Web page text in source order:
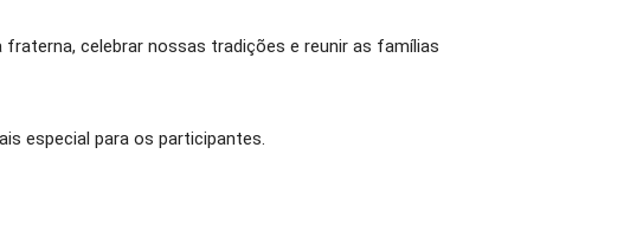
celebrar nossas tradições e reunir as famílias
especial para os participantes.